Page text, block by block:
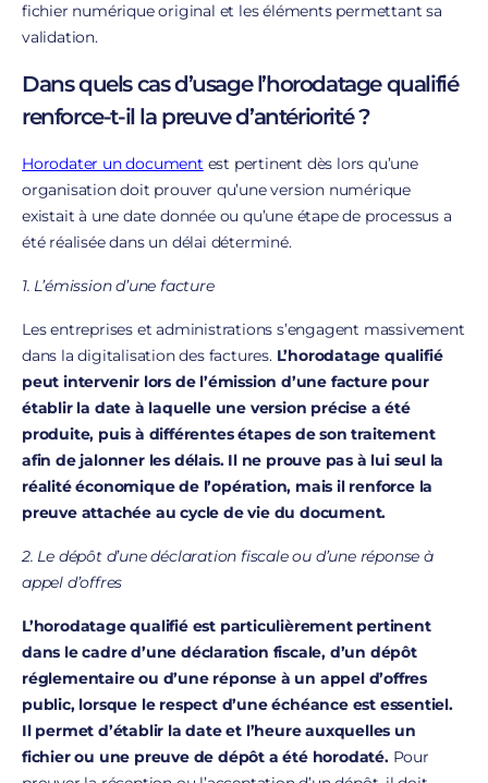
fichier numérique original et les éléments permettant sa
validation.
Dans quels cas d’usage l’horodatage qualifié
renforce-t-il la preuve d’antériorité ?
Horodater un document est pertinent dès lors qu’une
organisation doit prouver qu’une version numérique
existait à une date donnée ou qu’une étape de processus a
été réalisée dans un délai déterminé.
1. L’émission d’une facture
Les entreprises et administrations s’engagent massivement
dans la digitalisation des factures. L’horodatage qualifié
peut intervenir lors de l’émission d’une facture pour
établir la date à laquelle une version précise a été
produite, puis à différentes étapes de son traitement
afin de jalonner les délais. Il ne prouve pas à lui seul la
réalité économique de l’opération, mais il renforce la
preuve attachée au cycle de vie du document.
2. Le dépôt d’une déclaration fiscale ou d’une réponse à
appel d’offres
L’horodatage qualifié est particulièrement pertinent
dans le cadre d’une déclaration fiscale, d’un dépôt
réglementaire ou d’une réponse à un appel d’offres
public, lorsque le respect d’une échéance est essentiel.
Il permet d’établir la date et l’heure auxquelles un
fichier ou une preuve de dépôt a été horodaté.Pour